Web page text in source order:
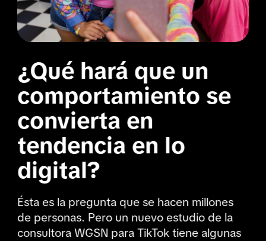
¿Qué hará que un
comportamiento se
convierta en
tendencia en lo
digital?
Ésta es la pregunta que se hacen millones
de personas. Pero un nuevo estudio de la
consultora WGSN para TikTok tiene algunas